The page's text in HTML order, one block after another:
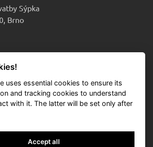
Sýpka
Brno
dům Sýpka
uses essential cookies to ensure its
and tracking cookies to understand
with it. The latter will be set only after
Accept all